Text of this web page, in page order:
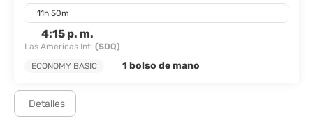
11h 50m
4:15 p. m.
Las Americas Intl (SDQ)
ECONOMY BASIC
1 bolso de mano
Detalles